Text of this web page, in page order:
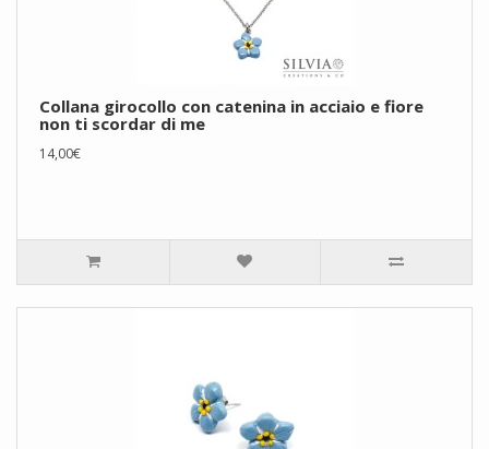
Collana girocollo con catenina in acciaio e fiore
non ti scordar di me
14,00€